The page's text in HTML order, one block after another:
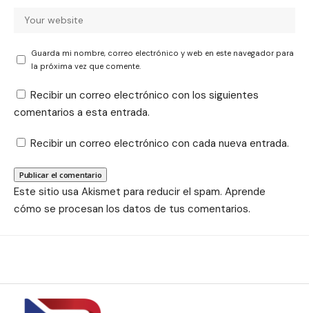
Guarda mi nombre, correo electrónico y web en este navegador para
la próxima vez que comente.
Recibir un correo electrónico con los siguientes
comentarios a esta entrada.
Recibir un correo electrónico con cada nueva entrada.
Este sitio usa Akismet para reducir el spam. Aprende
cómo se procesan los datos de tus comentarios.